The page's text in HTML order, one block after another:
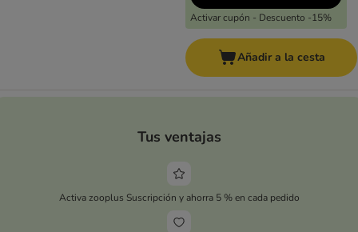
Activar cupón - Descuento -15%
Añadir a la cesta
Tus ventajas
Activa zooplus Suscripción y ahorra 5 % en cada pedido